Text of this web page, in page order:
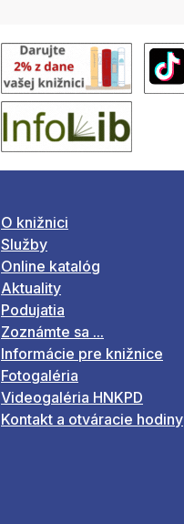
O knižnici
Služby
Online katalóg
Aktuality
Podujatia
Zoznámte sa ...
Informácie pre knižnice
Fotogaléria
Videogaléria HNKPD
Kontakt a otváracie hodiny